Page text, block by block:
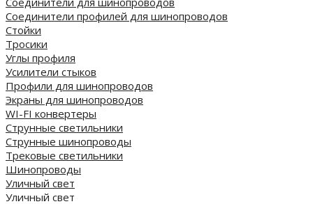
Соединители профилей для шинопроводов
Стойки
Тросики
Углы профиля
Усилители стыков
Профили для шинопроводов
Экраны для шинопроводов
WI-FI конвертеры
Струнные светильники
Струнные шинопроводы
Трековые светильники
Шинопроводы
Уличный свет
Уличный свет